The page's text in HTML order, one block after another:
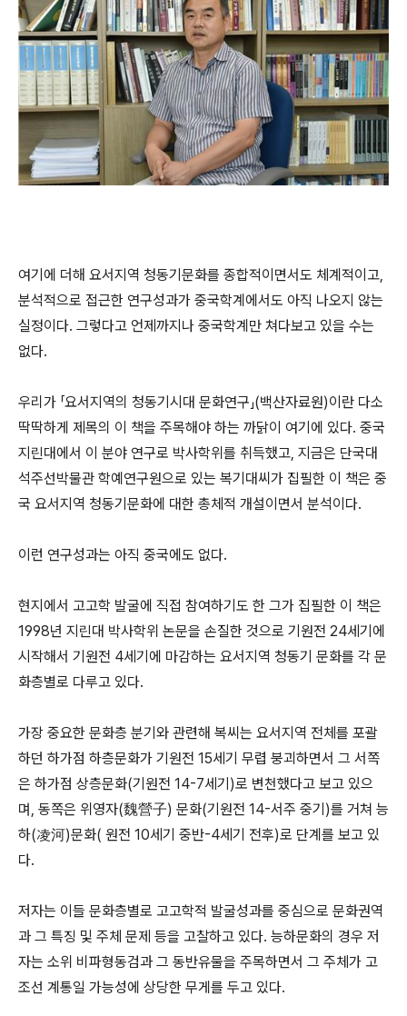
여기에 더해 요서지역 청동기문화를 종합적이면서도 체계적이고,
분석적으로 접근한 연구성과가 중국학계에서도 아직 나오지 않는
실정이다. 그렇다고 언제까지나 중국학계만 쳐다보고 있을 수는
없다.
우리가 「요서지역의 청동기시대 문화연구」(백산자료원)이란 다소
딱딱하게 제목의 이 책을 주목해야 하는 까닭이 여기에 있다. 중국
지린대에서 이 분야 연구로 박사학위를 취득했고, 지금은 단국대
석주선박물관 학예연구원으로 있는 복기대씨가 집필한 이 책은 중
국 요서지역 청동기문화에 대한 총체적 개설이면서 분석이다.
이런 연구성과는 아직 중국에도 없다.
현지에서 고고학 발굴에 직접 참여하기도 한 그가 집필한 이 책은
1998년 지린대 박사학위 논문을 손질한 것으로 기원전 24세기에
시작해서 기원전 4세기에 마감하는 요서지역 청동기 문화를 각 문
화층별로 다루고 있다.
가장 중요한 문화층 분기와 관련해 복씨는 요서지역 전체를 포괄
하던 하가점 하층문화가 기원전 15세기 무렵 붕괴하면서 그 서쪽
은 하가점 상층문화(기원전 14-7세기)로 변천했다고 보고 있으
며, 동쪽은 위영자(魏營子) 문화(기원전 14-서주 중기)를 거쳐 능
하(凌河)문화( 원전 10세기 중반-4세기 전후)로 단계를 보고 있
다.
저자는 이들 문화층별로 고고학적 발굴성과를 중심으로 문화권역
과 그 특징 및 주체 문제 등을 고찰하고 있다. 능하문화의 경우 저
자는 소위 비파형동검과 그 동반유물을 주목하면서 그 주체가 고
조선 계통일 가능성에 상당한 무게를 두고 있다.